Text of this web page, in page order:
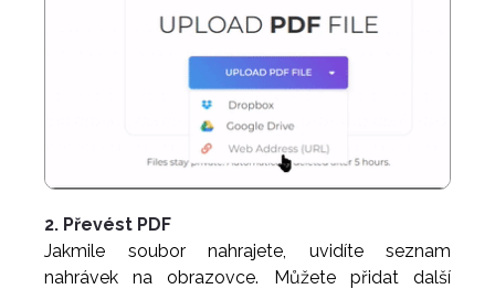
2. Převést PDF
Jakmile soubor nahrajete, uvidíte seznam
nahrávek na obrazovce. Můžete přidat další